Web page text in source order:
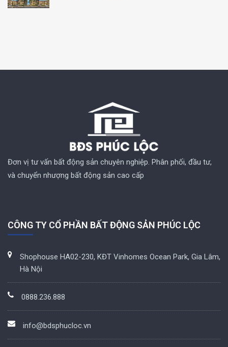
Đơn vị tư vấn bất động sản chuyên nghiệp. Phân phối, đầu tư,
và chuyển nhượng bất động sản cao cấp
CÔNG TY CỔ PHẦN BẤT ĐỘNG SẢN PHÚC LỘC
Shophouse HA02-230, KĐT Vinhomes Ocean Park, Gia Lâm,
Hà Nội
0888.236.888
info@bdsphucloc.vn